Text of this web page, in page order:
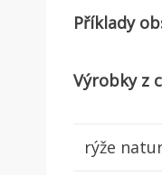
Příklady
Výrobky z
rýže